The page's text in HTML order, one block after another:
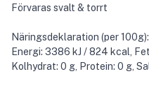
Förvaras svalt & torrt
Näringsdeklaration (per 100g):
Energi: 3386 kJ / 824 kcal,
Kolhydrat: 0 g, Protein: 0 g,